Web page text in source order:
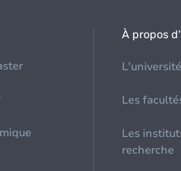
À propos
L'université
Les
Les
recherche